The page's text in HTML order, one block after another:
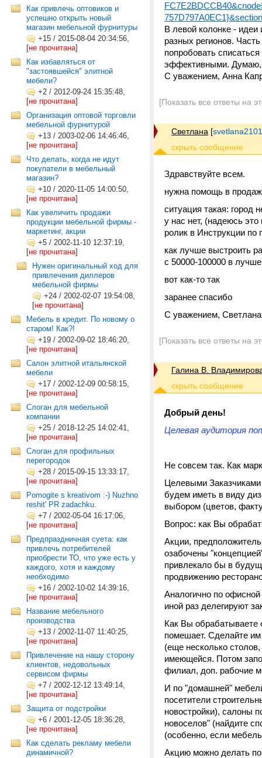
Как привлечь оптовиков и
успешно открыть новый
магазин мебельной фурнитуры
+15 / 2015-08-04 20:34:56,
[не прочитана]
Как избавляться от
"застоявшейся" элитной
мебели?
+2 / 2012-09-24 15:35:48,
[не прочитана]
Организация оптовой торговли
мебельной фурнитурой
+13 / 2003-02-06 14:46:46,
[не прочитана]
Что делать, когда не идут
покупатели в мебельный
магазин?
+10 / 2020-11-05 14:00:50,
[не прочитана]
Как увеличить продажи
продукции мебельной фирмы -
маркетинг, акции
+5 / 2002-11-10 12:37:19,
[не прочитана]
Нужен оригинальный ход для
привлечения диллеров
мебельной фирмы
+24 / 2002-02-07 19:54:08,
[не прочитана]
Мебель в кредит. По новому о
старом! Как?!
+19 / 2002-09-02 18:46:20,
[не прочитана]
Салон элитной итальянской
мебели
+17 / 2002-12-09 00:58:15,
[не прочитана]
Слоган для мебельной
компании
+25 / 2018-12-25 14:02:41,
[не прочитана]
Слоган для профильных
перегородок
+28 / 2015-09-15 13:33:17,
[не прочитана]
Pomogite s kreativom :-) Nuzhno
reshit' PR zadachku.
+7 / 2002-05-04 16:17:06,
[не прочитана]
Предпраздничная суета: как
привлечь потребителей
приобрести ТО, что уже есть у
каждого, хотя и каждому
необходимо
+16 / 2002-10-02 14:39:16,
[не прочитана]
Название мебельного
производства
+13 / 2002-11-07 11:40:25,
[не прочитана]
Привлечение на нашу сторону
клиентов, недовольных
сервисом фирмы
+7 / 2002-12-12 13:49:14,
[не прочитана]
Защита от подстройки
+6 / 2001-12-05 18:36:28,
[не прочитана]
Как сделать рекламу мебели
динамичной?
В левой колонке -
разных регионов.
попробовать
эффективными. Думаю,
С уважением, Анна
[Показать все ответы на
Светлана [
Здравствуйте всем.
нужна помощь в
ситуация такая: город
у нас нет, (надеюсь
ролик в Инструкции по
как лучше выстроить
с 50000-100000 в
вот как-то так
заранее спасибо
С уважением, Светлана
[Показать все ответы на
Галина В.
Добрый день!
Целевая аудитория
Не совсем так. Как
Целевыми
будем иметь в виду
выбором (цветов,
Вопрос: как Вы
Акции,
озабочены
привлекало бы в
продвижению
Аналогично по
иной раз делегируют
Как Вы обрабатываете
помешает. Сделайте
(еще несколько
имеющейся. Потом
филиал, доп. рабочие
И по "домашней"
посетители
новостройки), салоны
новоселов" (найдите
(особенно, если
Акцию можно делать